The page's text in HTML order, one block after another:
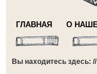
ГЛАВНАЯ О
Вы находитесь здесь: //